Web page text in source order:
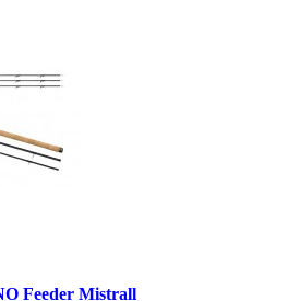
Feeder Mistrall